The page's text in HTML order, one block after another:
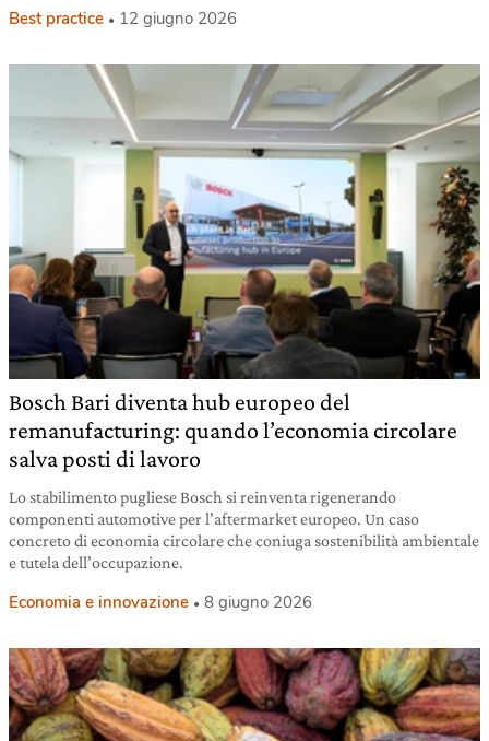
Best practice 12 giugno 2026
Bosch Bari diventa hub europeo del
remanufacturing: quando l’economia circolare
salva posti di lavoro
Lo stabilimento pugliese Bosch si reinventa rigenerando
componenti automotive per l’aftermarket europeo. Un caso
concreto di economia circolare che coniuga sostenibilità ambientale
e tutela dell’occupazione.
Economia e innovazione 8 giugno 2026